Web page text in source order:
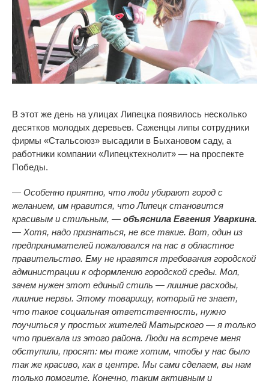
В этот же день на улицах Липецка появилось несколько
десятков молодых деревьев. Саженцы липы сотрудники
фирмы «Стальсоюз» высадили в Быхановом саду, а
работники компании «Липецктехнолит» — на проспекте
Победы.
— Особенно приятно, что люди убирают город с
желанием, им нравится, что Липецк становится
красивым и стильным, —объяснила Евгения Уваркина.
— Хотя, надо признаться, не все такие. Вот, один из
предпринимателей пожаловался на нас в областное
правительство. Ему не нравятся требования городской
администрации к оформлению городской среды. Мол,
зачем нужен этот единый стиль — лишние расходы,
лишние нервы. Этому товарищу, который не знает,
что такое социальная ответственность, нужно
поучиться у простых жителей Матырского — я только
что приехала из этого района. Люди на встрече меня
обступили, просят: мы тоже хотим, чтобы у нас было
так же красиво, как в центре. Мы сами сделаем, вы нам
только помогите. Конечно, таким активным и